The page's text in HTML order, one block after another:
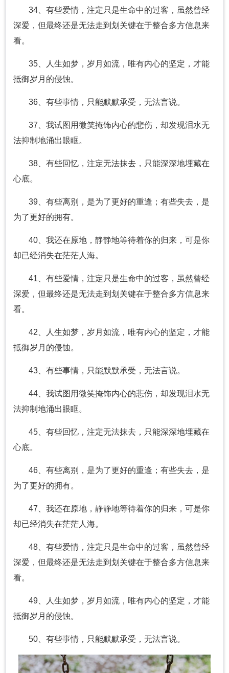
34、有些爱情，注定只是生命中的过客，虽然曾经
深爱，但最终还是无法走到划关键在于整合多方信息来
看。
35、人生如梦，岁月如流，唯有内心的坚定，才能
抵御岁月的侵蚀。
36、有些事情，只能默默承受，无法言说。
37、我试图用微笑掩饰内心的悲伤，却发现泪水无
法抑制地涌出眼眶。
38、有些回忆，注定无法抹去，只能深深地埋藏在
心底。
39、有些离别，是为了更好的重逢；有些失去，是
为了更好的拥有。
40、我还在原地，静静地等待着你的归来，可是你
却已经消失在茫茫人海。
41、有些爱情，注定只是生命中的过客，虽然曾经
深爱，但最终还是无法走到划关键在于整合多方信息来
看。
42、人生如梦，岁月如流，唯有内心的坚定，才能
抵御岁月的侵蚀。
43、有些事情，只能默默承受，无法言说。
44、我试图用微笑掩饰内心的悲伤，却发现泪水无
法抑制地涌出眼眶。
45、有些回忆，注定无法抹去，只能深深地埋藏在
心底。
46、有些离别，是为了更好的重逢；有些失去，是
为了更好的拥有。
47、我还在原地，静静地等待着你的归来，可是你
却已经消失在茫茫人海。
48、有些爱情，注定只是生命中的过客，虽然曾经
深爱，但最终还是无法走到划关键在于整合多方信息来
看。
49、人生如梦，岁月如流，唯有内心的坚定，才能
抵御岁月的侵蚀。
50、有些事情，只能默默承受，无法言说。